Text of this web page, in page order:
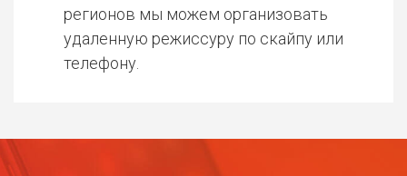
регионов мы можем организовать
удаленную режиссуру по скайпу или
телефону.